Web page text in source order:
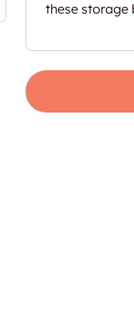
these storage